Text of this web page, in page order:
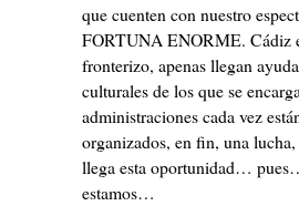
que cuenten con nuestro
FORTUNA ENORME. Cádiz
fronterizo, apenas llegan
culturales de los que se
administraciones cada vez
organizados, en fin, una
llega esta oportunidad…
estamos…